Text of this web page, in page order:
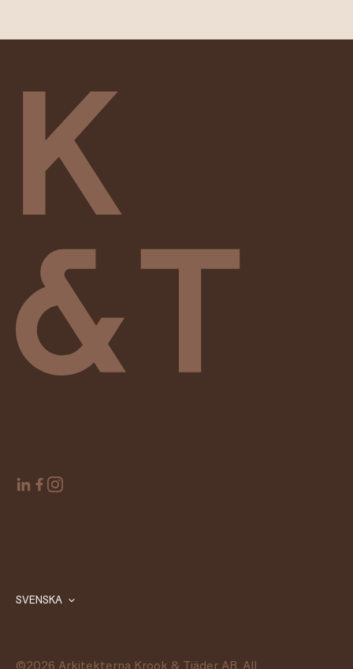
©2026 Arkitekterna Krook & Tjäder AB. All
SVENSKA